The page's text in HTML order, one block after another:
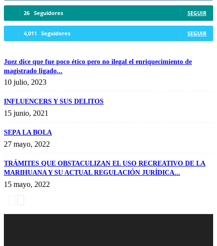
26 Seguidores SEGUIR
4,011 Seguidores SEGUIR
Juez dice que fue poco ético pero no ilegal el enriquecimiento de
magistrado ligado...
10 julio, 2023
INFLUENCERS Y SUS DELITOS
15 junio, 2021
SEPA LA BOLA
27 mayo, 2022
TRÁMITES QUE OBSTACULIZAN EL USO RECREATIVO DE LA
MARIHUANA Y SU ACTUAL REGULACIÓN JURÍDICA...
15 mayo, 2022